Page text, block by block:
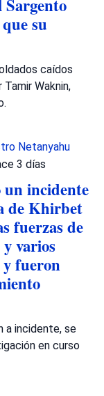
Sargento
su
caídos
Waknin,
Netanyahu
3 días
incidente
de Khirbet
fuerzas de
varios
fueron
a incidente, se
en curso